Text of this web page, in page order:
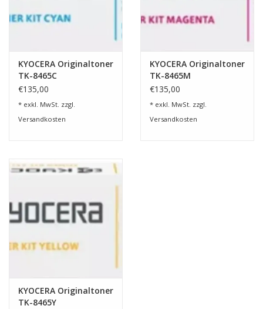
KYOCERA Originaltoner
TK-8465C
€135,00
* exkl. MwSt. zzgl.
Versandkosten
KYOCERA Originaltoner
TK-8465M
€135,00
* exkl. MwSt. zzgl.
Versandkosten
KYOCERA Originaltoner
TK-8465Y